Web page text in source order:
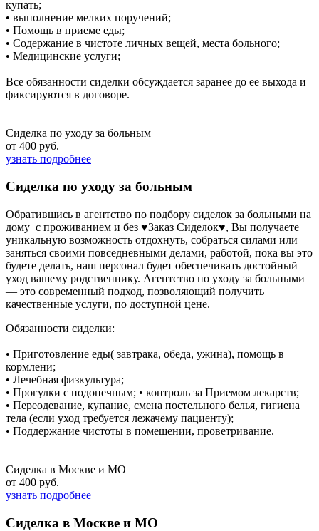
купать;
• выполнение мелких поручений;
• Помощь в приеме еды;
• Содержание в чистоте личных вещей, места больного;
• Медицинские услуги;
Все обязанности сиделки обсуждается заранее до ее выхода и
фиксируются в договоре.
Сиделка по уходу за больным
от 400 руб.
узнать подробнее
Сиделка по уходу за больным
Обратившись в агентство по подбору сиделок за больными на
дому с проживанием и без ♥Заказ Сиделок♥, Вы получаете
уникальную возможность отдохнуть, собраться силами или
заняться своими повседневными делами, работой, пока вы это
будете делать, наш персонал будет обеспечивать достойный
уход вашему родственнику. Агентство по уходу за больными
— это современный подход, позволяющий получить
качественные услуги, по доступной цене.
Обязанности сиделки:
• Приготовление еды( завтрака, обеда, ужина), помощь в
кормлени;
• Лечебная физкультура;
• Прогулки с подопечным; • контроль за Приемом лекарств;
• Переодевание, купание, смена постельного белья, гигиена
тела (если уход требуется лежачему пациенту);
• Поддержание чистоты в помещении, проветривание.
Сиделка в Москве и МО
от 400 руб.
узнать подробнее
Сиделка в Москве и МО